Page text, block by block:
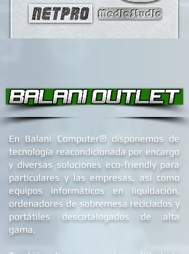
En Balani Computer®disponemos de
tecnología reacondicionada por encargo
y diversas soluciones eco-friendly para
particulares y las empresas, así como
equipos informáticos en liquidación,
ordenadores desobremesa recicladosy
portátiles descatalogados de alta